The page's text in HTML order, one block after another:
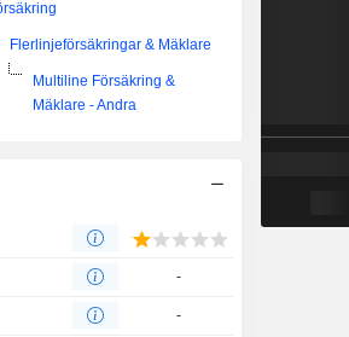
Flerlinjeförsäkringar & Mäklare
Multiline Försäkring &
Mäklare - Andra
-
-